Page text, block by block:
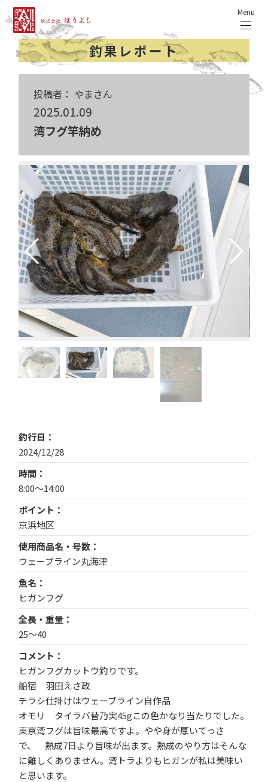
Menu
釣果レポート
投稿者： やまさん
2025.01.09
湾フグ竿納め
釣行日
2024/12/28
時間
8:00〜14:00
ポイント
京浜地区
使用商品名・号数
ウェーブライン丸海津
魚名
ヒガンフグ
全長・重量
25〜40
コメント
ヒガンフグカットウ釣りです。
船宿 羽田えさ政
チラシ仕掛けはウェーブライン自作品
オモリ タイラバ替乃実45gこの色かなり当たりでした。
東京湾フグは旨味最高ですよ。やや身が厚いてっさ
で、 熟成7日より旨味が出ます。熟成のやり方はそんな
に難しくありません。湾トラよりもヒガンが私は美味い
と思います。